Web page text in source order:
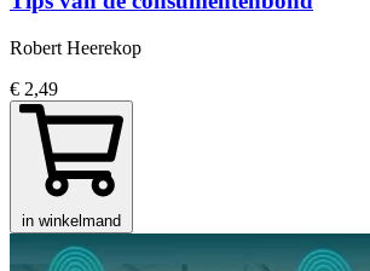
Robert Heerekop
€ 2,49
in winkelmand